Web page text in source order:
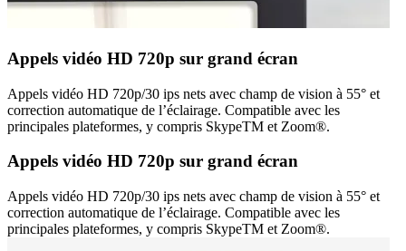
Appels vidéo HD 720p sur grand écran
Appels vidéo HD 720p/30 ips nets avec champ de vision à 55° et
correction automatique de l’éclairage. Compatible avec les
principales plateformes, y compris SkypeTM et Zoom®.
Appels vidéo HD 720p sur grand écran
Appels vidéo HD 720p/30 ips nets avec champ de vision à 55° et
correction automatique de l’éclairage. Compatible avec les
principales plateformes, y compris SkypeTM et Zoom®.